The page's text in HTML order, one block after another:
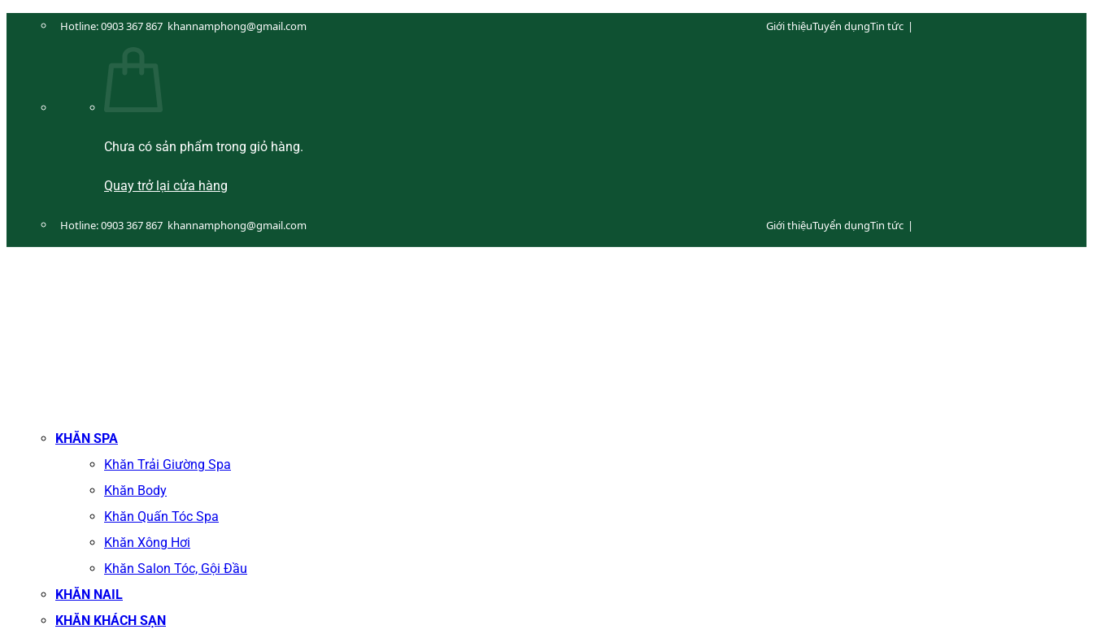
Hotline:0903 367 867 khannamphong@gmail.com Giới thiệuTuyển dụngTin tức |
Chưa có sản phẩm trong giỏ hàng.
Quay trở lại cửa hàng
Hotline:0903 367 867 khannamphong@gmail.com Giới thiệuTuyển dụngTin tức |
KHĂN SPA
Khăn Trải Giường Spa
Khăn Body
Khăn Quấn Tóc Spa
Khăn Xông Hơi
Khăn Salon Tóc, Gội Đầu
KHĂN NAIL
KHĂN KHÁCH SẠN